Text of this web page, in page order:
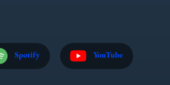
Spotify YouTube